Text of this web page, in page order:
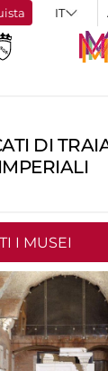
DI
I MUSEI